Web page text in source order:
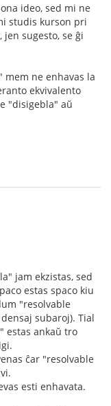
ideo, sed mi ne
studis kurson pri
sugesto, se ĝi
mem ne enhavas la
ekvivalento
"disigebla" aŭ
jam ekzistas, sed
estas spaco kiu
"resolvable
subaroj). Tial
estas ankaŭ tro
ĉar "resolvable
esti enhavata.